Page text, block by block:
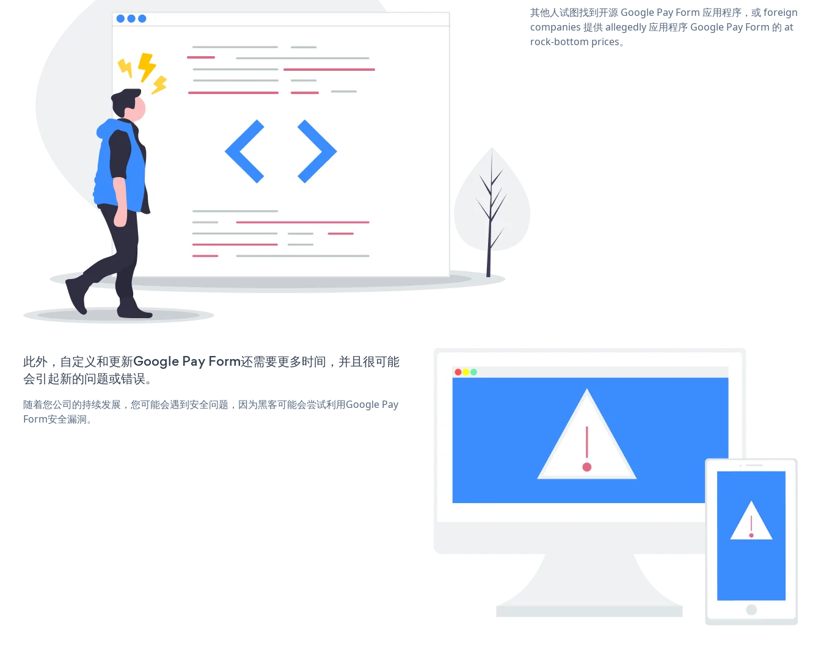
其他人试图找到开源 Google Pay Form 应用程序，或 foreign
companies 提供 allegedly 应用程序 Google Pay Form 的 at
rock-bottom prices。
此外，自定义和更新Google Pay Form还需要更多时间，并且很可能
会引起新的问题或错误。
随着您公司的持续发展，您可能会遇到安全问题，因为黑客可能会尝试利用Google Pay
Form安全漏洞。